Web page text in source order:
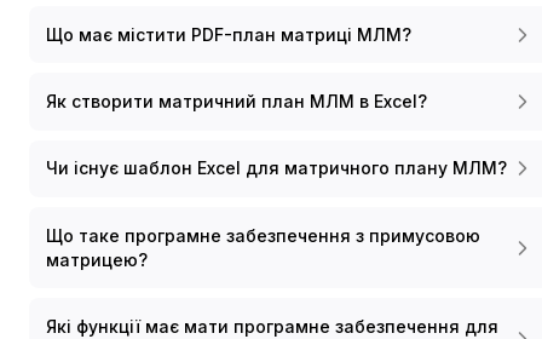
Що має містити PDF-план матриці МЛМ?
Як створити матричний план МЛМ в Excel?
Чи існує шаблон Excel для матричного плану МЛМ?
Що таке програмне забезпечення з примусовою
матрицею?
Які функції має мати програмне забезпечення для